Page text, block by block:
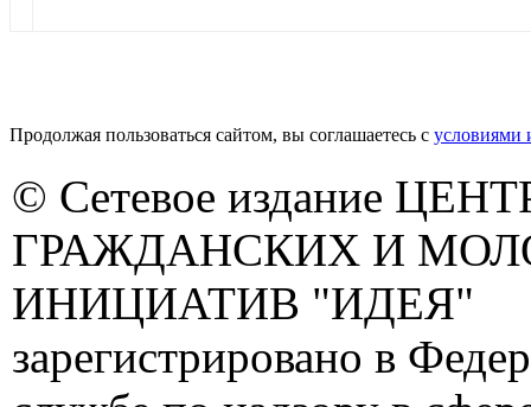
Продолжая пользоваться сайтом, вы соглашаетесь с условиями
© Сетевое издание
ГРАЖДАНСКИХ И
ИНИЦИАТИВ "ИДЕЯ"
зарегистрировано в